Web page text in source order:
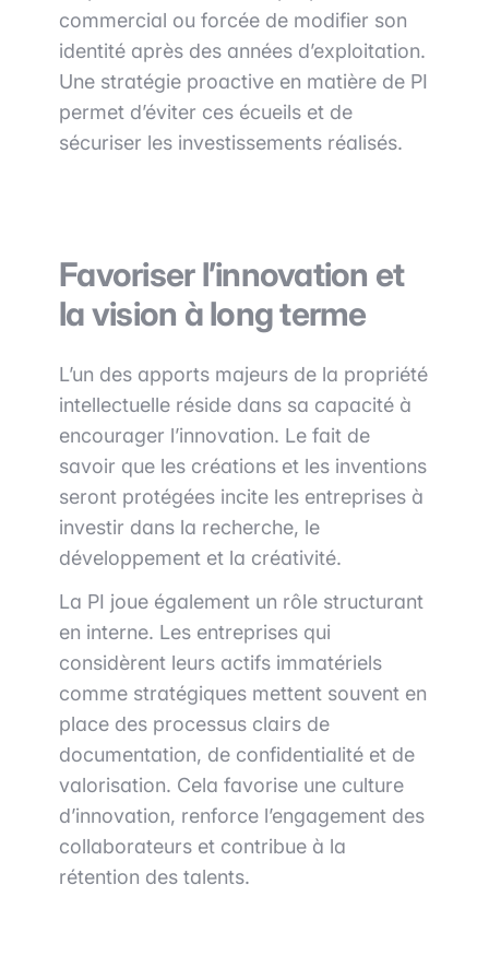
commercial ou forcée de modifier son
identité après des années d’exploitation.
Une stratégie proactive en matière de PI
permet d’éviter ces écueils et de
sécuriser les investissements réalisés.
Favoriser l’innovation et
la vision à long terme
L’un des apports majeurs de la propriété
intellectuelle réside dans sa capacité à
encourager l’innovation. Le fait de
savoir que les créations et les inventions
seront protégées incite les entreprises à
investir dans la recherche, le
développement et la créativité.
La PI joue également un rôle structurant
en interne. Les entreprises qui
considèrent leurs actifs immatériels
comme stratégiques mettent souvent en
place des processus clairs de
documentation, de confidentialité et de
valorisation. Cela favorise une culture
d’innovation, renforce l’engagement des
collaborateurs et contribue à la
rétention des talents.